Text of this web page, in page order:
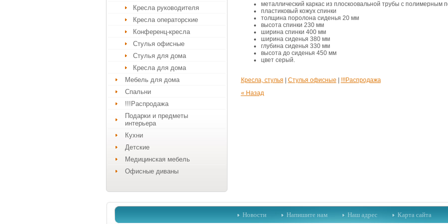
Кресла руководителя
Кресла операторские
Конференц-кресла
Стулья офисные
Стулья для дома
Кресла для дома
Мебель для дома
Спальни
!!!Распродажа
Подарки и предметы
интерьера
Кухни
Детские
Медицинская мебель
Офисные диваны
металлический каркас из плоскоовальной трубы с полимерным
пластиковый кожух спинки
толщина поролона сиденья 20 мм
высота спинки 230 мм
ширина спинки 400 мм
ширина сиденья 380 мм
глубина сиденья 330 мм
высота до сиденья 450 мм
цвет серый.
Кресла, стулья Стулья офисные
!!!Распродажа
« Назад
Новости Напишите нам Наш адрес Карта сайта